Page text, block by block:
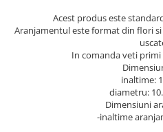
Acest produs este
Aranjamentul este format din flori
In comanda veti
inaltime:
diametru:
Dimensiuni
-inaltime